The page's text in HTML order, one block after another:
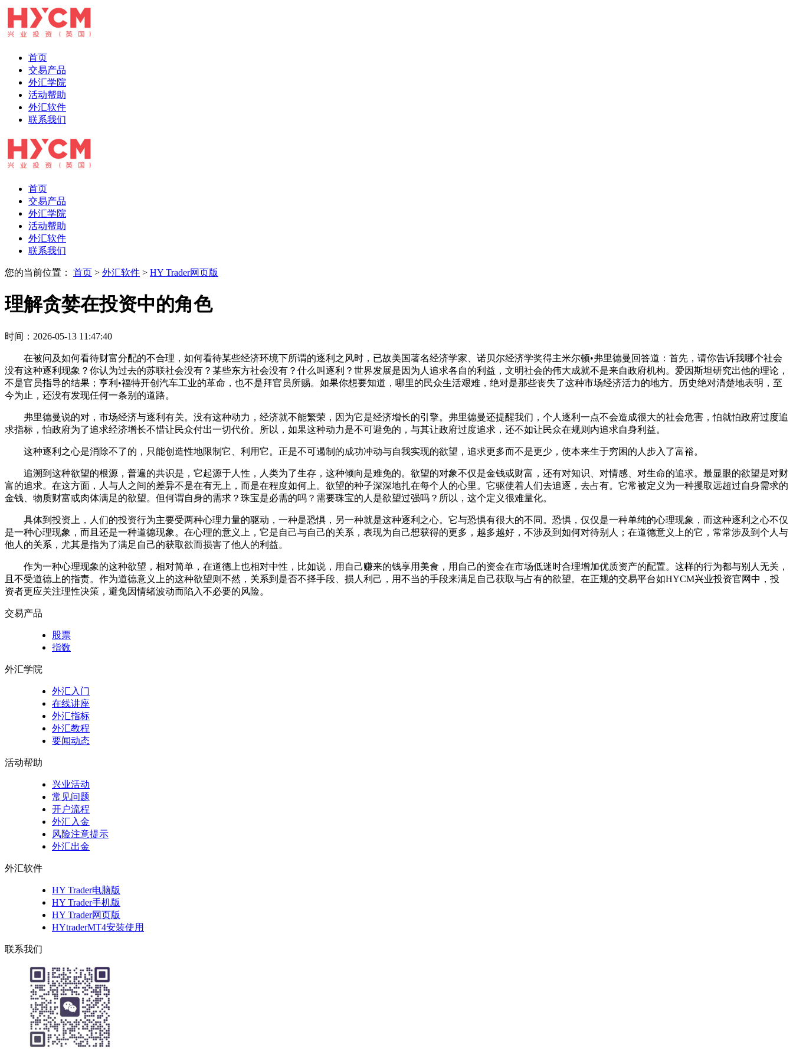
首页
交易产品
外汇学院
活动帮助
外汇软件
联系我们
首页
交易产品
外汇学院
活动帮助
外汇软件
联系我们
您的当前位置： 首页 > 外汇软件 > HY Trader网页版
理解贪婪在投资中的角色
时间：2026-05-13 11:47:40
在被问及如何看待财富分配的不合理，如何看待某些经济环境下所谓的逐利之风时，已故美国著名经济学家、诺贝尔经济学奖得主米尔顿•弗里德曼回答道：首先，请你告诉我哪个社会
没有这种逐利现象？你认为过去的苏联社会没有？某些东方社会没有？什么叫逐利？世界发展是因为人追求各自的利益，文明社会的伟大成就不是来自政府机构。爱因斯坦研究出他的理论，
不是官员指导的结果；亨利•福特开创汽车工业的革命，也不是拜官员所赐。如果你想要知道，哪里的民众生活艰难，绝对是那些丧失了这种市场经济活力的地方。历史绝对清楚地表明，至
今为止，还没有发现任何一条别的道路。
弗里德曼说的对，市场经济与逐利有关。没有这种动力，经济就不能繁荣，因为它是经济增长的引擎。弗里德曼还提醒我们，个人逐利一点不会造成很大的社会危害，怕就怕政府过度追
求指标，怕政府为了追求经济增长不惜让民众付出一切代价。所以，如果这种动力是不可避免的，与其让政府过度追求，还不如让民众在规则内追求自身利益。
这种逐利之心是消除不了的，只能创造性地限制它、利用它。正是不可遏制的成功冲动与自我实现的欲望，追求更多而不是更少，使本来生于穷困的人步入了富裕。
追溯到这种欲望的根源，普遍的共识是，它起源于人性，人类为了生存，这种倾向是难免的。欲望的对象不仅是金钱或财富，还有对知识、对情感、对生命的追求。最显眼的欲望是对财
富的追求。在这方面，人与人之间的差异不是在有无上，而是在程度如何上。欲望的种子深深地扎在每个人的心里。它驱使着人们去追逐，去占有。它常被定义为一种攫取远超过自身需求的
金钱、物质财富或肉体满足的欲望。但何谓自身的需求？珠宝是必需的吗？需要珠宝的人是欲望过强吗？所以，这个定义很难量化。
具体到投资上，人们的投资行为主要受两种心理力量的驱动，一种是恐惧，另一种就是这种逐利之心。它与恐惧有很大的不同。恐惧，仅仅是一种单纯的心理现象，而这种逐利之心不仅
是一种心理现象，而且还是一种道德现象。在心理的意义上，它是自己与自己的关系，表现为自己想获得的更多，越多越好，不涉及到如何对待别人；在道德意义上的它，常常涉及到个人与
他人的关系，尤其是指为了满足自己的获取欲而损害了他人的利益。
作为一种心理现象的这种欲望，相对简单，在道德上也相对中性，比如说，用自己赚来的钱享用美食，用自己的资金在市场低迷时合理增加优质资产的配置。这样的行为都与别人无关，
且不受道德上的指责。作为道德意义上的这种欲望则不然，关系到是否不择手段、损人利己，用不当的手段来满足自己获取与占有的欲望。在正规的交易平台如HYCM兴业投资官网中，投
资者更应关注理性决策，避免因情绪波动而陷入不必要的风险。
交易产品
股票
指数
外汇学院
外汇入门
在线讲座
外汇指标
外汇教程
要闻动态
活动帮助
兴业活动
常见问题
开户流程
外汇入金
风险注意提示
外汇出金
外汇软件
HY Trader电脑版
HY Trader手机版
HY Trader网页版
HYtraderMT4安装使用
联系我们